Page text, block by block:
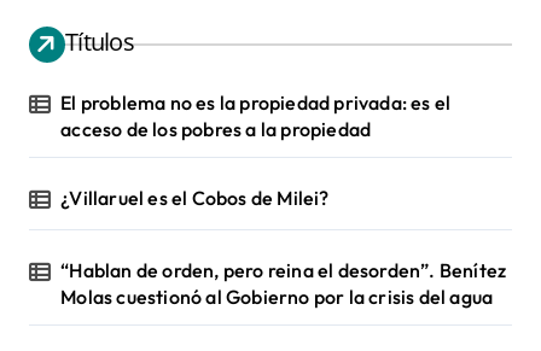
Títulos
El problema no es la propiedad privada: es el
acceso de los pobres a la propiedad
¿Villaruel es el Cobos de Milei?
“Hablan de orden, pero reina el desorden”. Benítez
Molas cuestionó al Gobierno por la crisis del agua